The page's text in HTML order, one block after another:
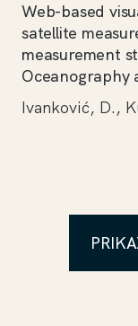
Web-based
satellite
measurement
Oceanography
Ivanković, D.,